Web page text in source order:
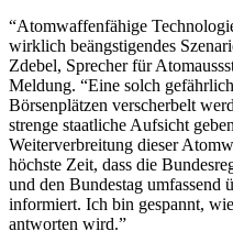
“Atomwaffenfähige
wirklich beängstigendes
Zdebel, Sprecher für
Meldung. “Eine solch
Börsenplätzen verscherbelt
strenge staatliche Aufsicht
Weiterverbreitung dieser
höchste Zeit, dass die
und den Bundestag umfassend
informiert. Ich bin gespannt,
antworten wird.”